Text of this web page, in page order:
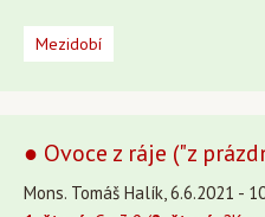
Mezidobí
● Ovoce z ráje ("z
Mons. Tomáš Halík, 6.6.2021 -